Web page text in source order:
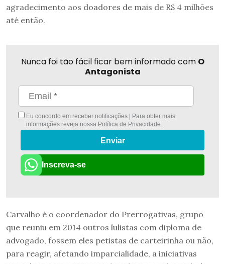
agradecimento aos doadores de mais de R$ 4 milhões
até então.
Nunca foi tão fácil ficar bem informado com O
Antagonista
Eu concordo em receber notificações | Para obter mais
informações reveja nossa Política de Privacidade.
Enviar
Inscreva-se
Carvalho é o coordenador do Prerrogativas, grupo
que reuniu em 2014 outros lulistas com diploma de
advogado, fossem eles petistas de carteirinha ou não,
para reagir, afetando imparcialidade, a iniciativas